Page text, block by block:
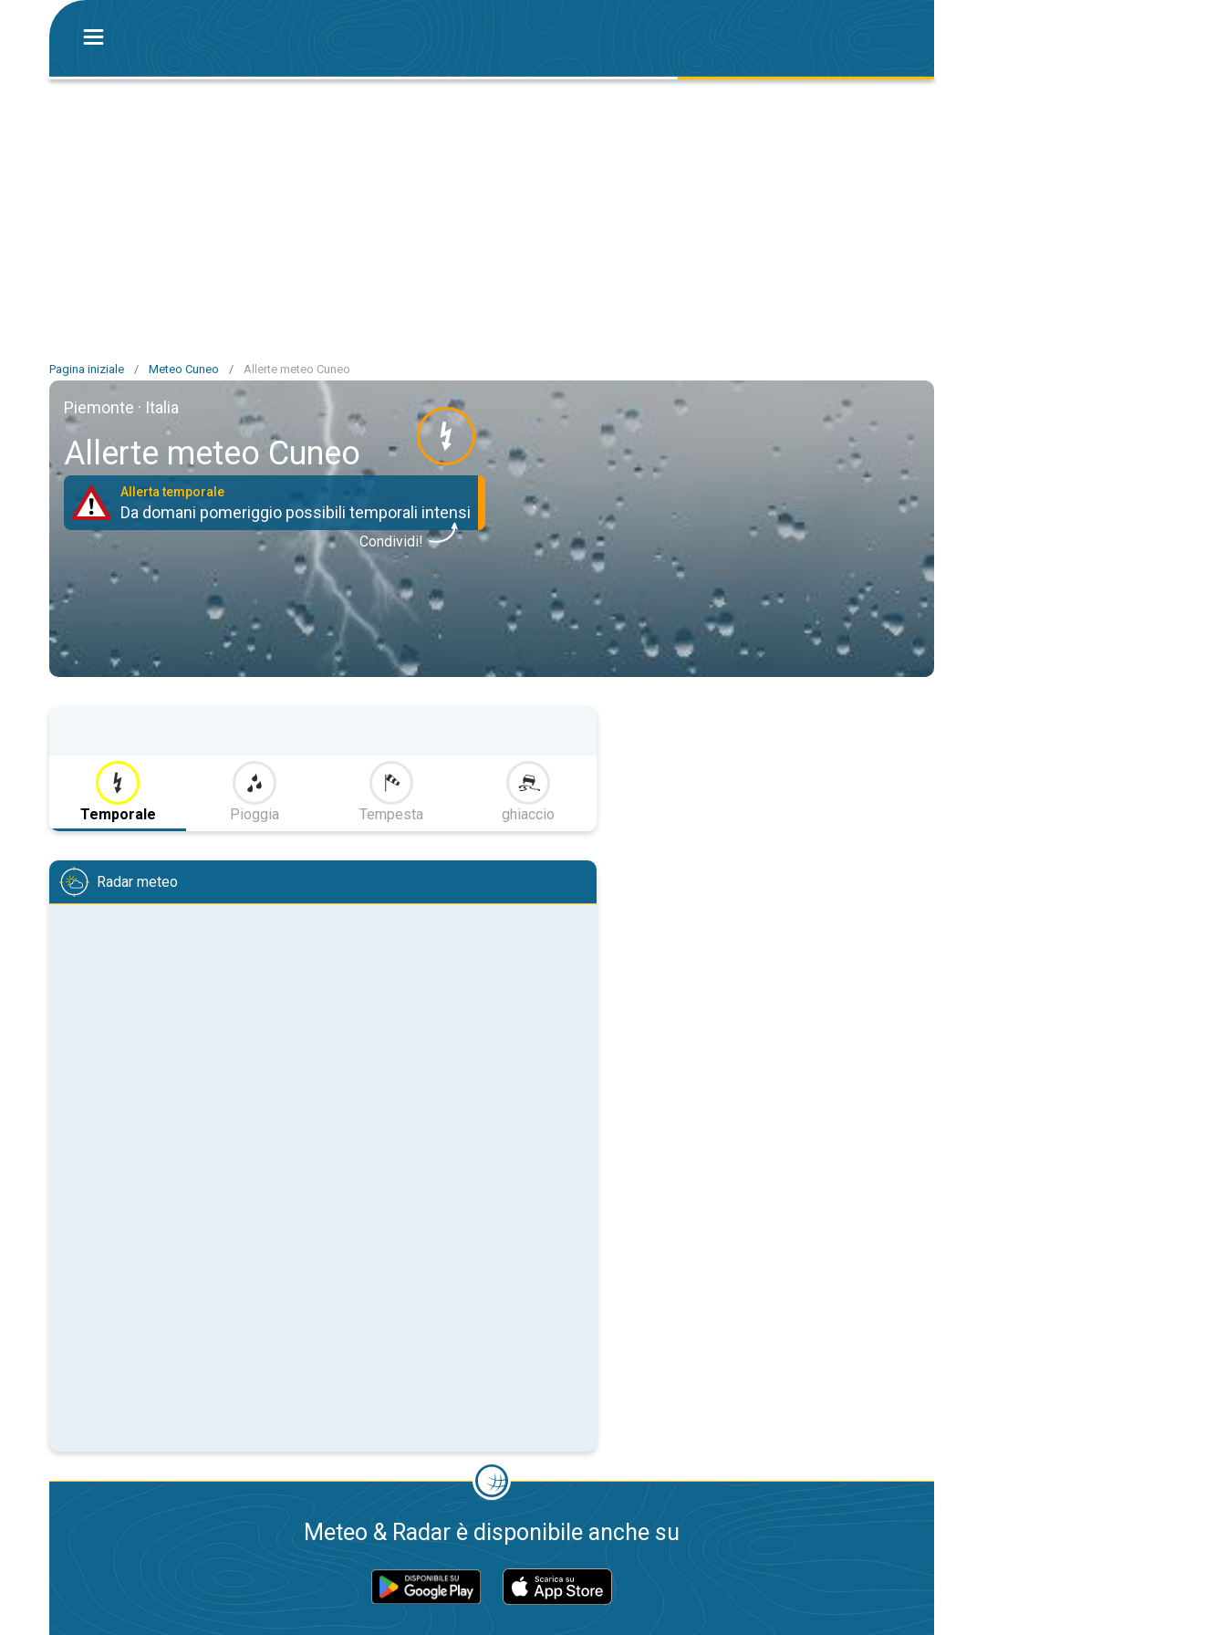
Pagina iniziale / Meteo Cuneo / Allerte meteo Cuneo
Piemonte · Italia
Allerte meteo Cuneo
Allerta temporale
Da domani pomeriggio possibili temporali intensi
Condividi!
Temporale Pioggia Tempesta ghiaccio
Radar meteo
Meteo & Radar è disponibile anche su